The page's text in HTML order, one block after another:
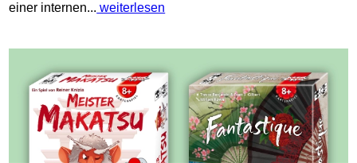
einer internen... weiterlesen